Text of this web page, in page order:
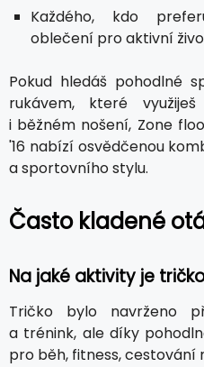
Každého, kdo
oblečení pro aktivní
Pokud hledáš pohodlné
rukávem, které
i běžném nošení, Zone
'16 nabízí osvědčenou
a sportovního stylu.
Často kladené
Na jaké aktivity je
Tričko bylo navrženo
a trénink, ale díky
pro běh, fitness, cestování